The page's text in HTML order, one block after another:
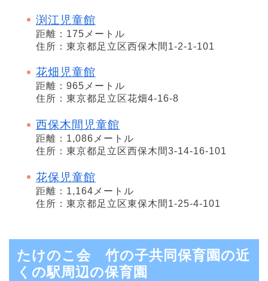
渕江児童館
距離：175メートル
住所：東京都足立区西保木間1-2-1-101
花畑児童館
距離：965メートル
住所：東京都足立区花畑4-16-8
西保木間児童館
距離：1,086メートル
住所：東京都足立区西保木間3-14-16-101
花保児童館
距離：1,164メートル
住所：東京都足立区東保木間1-25-4-101
たけのこ会 竹の子共同保育園の近
くの駅周辺の保育園